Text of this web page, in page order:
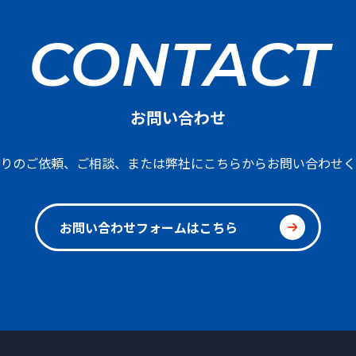
CONTACT
お問い合わせ
のご依頼、ご相談、または弊社にこちらからお問い合わせ
お問い合わせフォームはこちら